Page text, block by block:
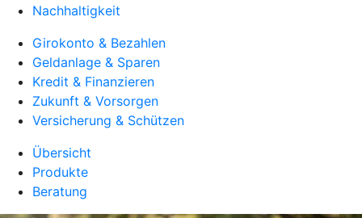
Nachhaltigkeit
Girokonto & Bezahlen
Geldanlage & Sparen
Kredit & Finanzieren
Zukunft & Vorsorgen
Versicherung & Schützen
Übersicht
Produkte
Beratung